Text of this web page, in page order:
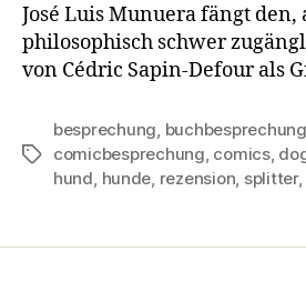
José Luis Munuera fängt den,
philosophisch schwer
von Cédric Sapin-Defour als
Schlagwörter
besprechung, buchbesprechung
comicbesprechung, comics,
hund, hunde, rezension, splitter,